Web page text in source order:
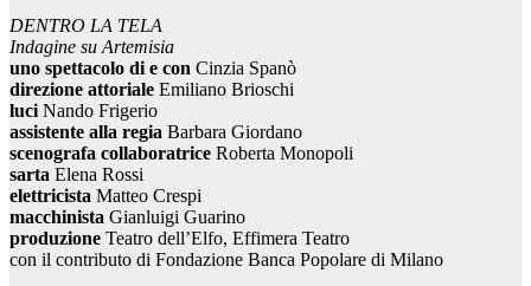
DENTRO LA TELA
Indagine su Artemisia
uno spettacolo di e con Cinzia Spanò
direzione attoriale Emiliano Brioschi
luci Nando Frigerio
assistente alla regia Barbara Giordano
scenografa collaboratrice Roberta Monopoli
sarta Elena Rossi
elettricista Matteo Crespi
macchinista Gianluigi Guarino
produzione Teatro dell’Elfo, Effimera Teatro
con il contributo di Fondazione Banca Popolare di Milano